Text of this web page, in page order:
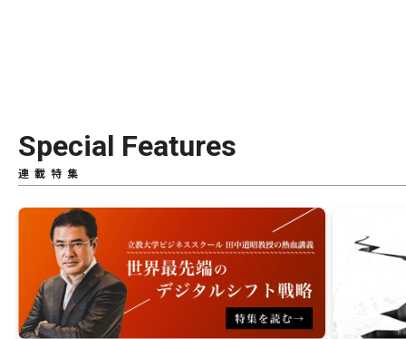
Special Features
連載特集